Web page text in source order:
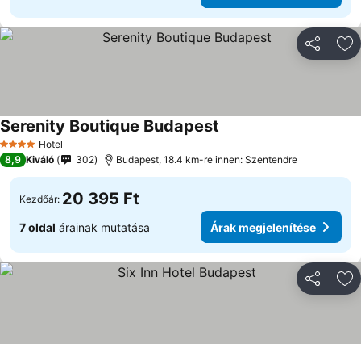
4 KategóriaHotel
Serenity Boutique Budapest
8,9 Kiváló 302 Budapest, 18.4 km-re innen: Szentendre
Kezdőár: 20 395 Ft
7 oldal árainak mutatása Árak megjelenítése